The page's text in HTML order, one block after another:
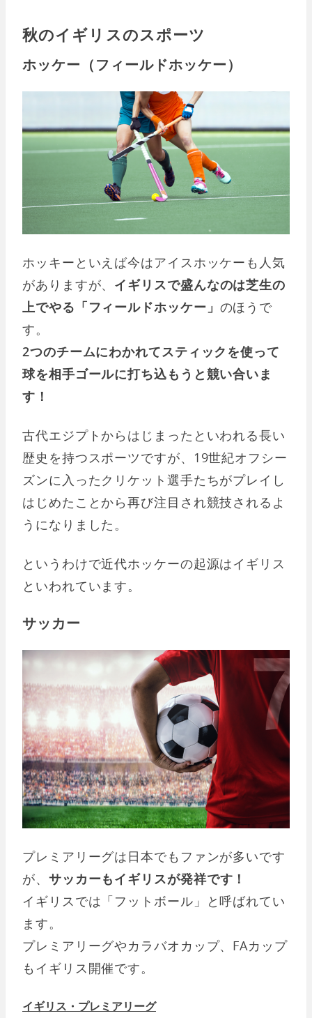
秋のイギリスのスポーツ
ホッケー（フィールドホッケー）
ホッキーといえば今はアイスホッケーも人気
がありますが、 イギリスで盛んなのは芝生の
上でやる「フィールドホッケー」 のほうで
す。
2つのチームにわかれてスティックを使って
球を相手ゴールに打ち込もうと競い合いま
す！
古代エジプトからはじまったといわれる長い
歴史を持つスポーツですが、19世紀オフシー
ズンに入ったクリケット選手たちがプレイし
はじめたことから再び注目され競技されるよ
うになりました。
というわけで近代ホッケーの起源はイギリス
といわれています。
サッカー
プレミアリーグは日本でもファンが多いです
が、 サッカーもイギリスが発祥です！
イギリスでは「フットボール」と呼ばれてい
ます。
プレミアリーグやカラバオカップ、FAカップ
もイギリス開催です。
イギリス・プレミアリーグ